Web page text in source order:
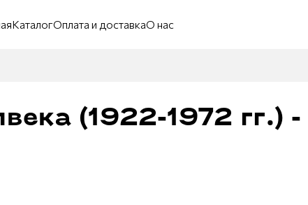
КаталогОплата и доставкаО нас
(1922-1972 гг.) -